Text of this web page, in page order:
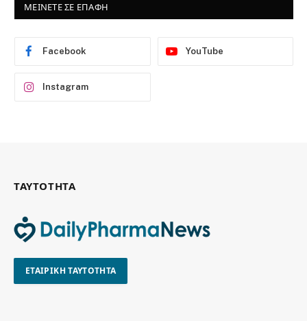
ΜΕΙΝΕΤΕ ΣΕ ΕΠΑΦΗ
Facebook YouTube
Instagram
ΤΑΥΤΟΤΗΤΑ
ΕΤΑΙΡΙΚΗ ΤΑΥΤΟΤΗΤΑ